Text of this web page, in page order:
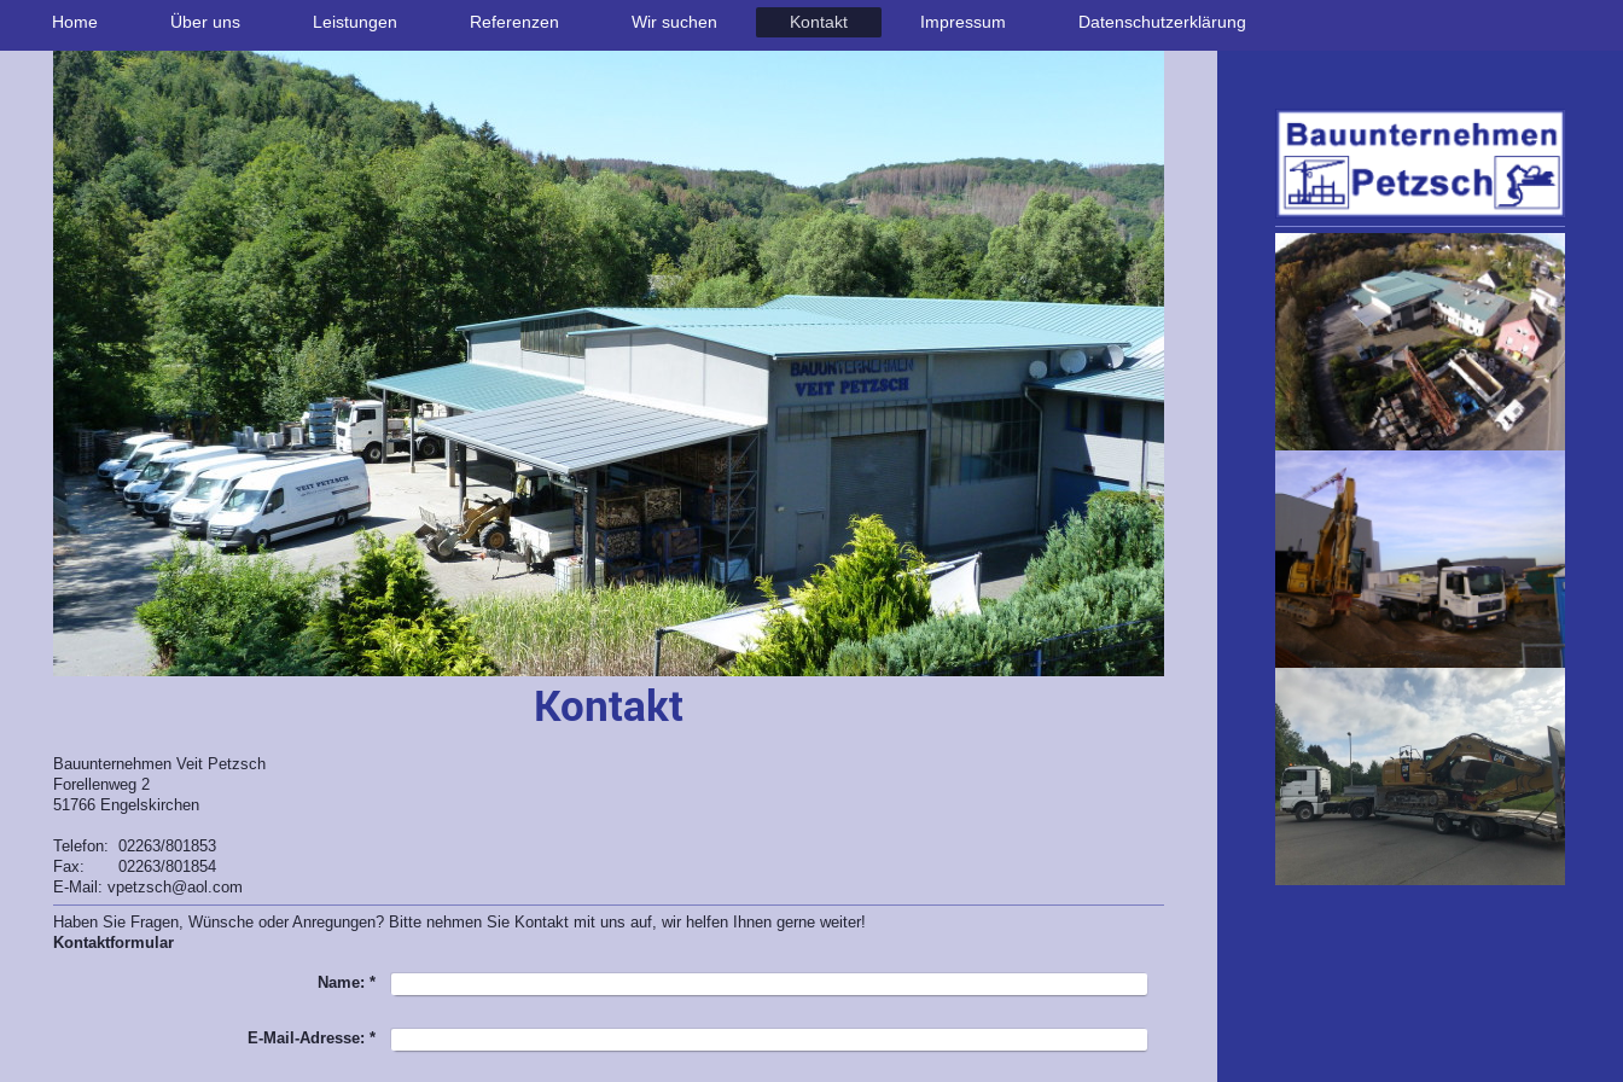
Home Über uns Leistungen Referenzen Wir suchen Kontakt Impressum Datenschutzerklärung
Kontakt
Bauunternehmen Veit Petzsch
Forellenweg 2
51766 Engelskirchen
Telefon: 02263/801853
Fax: 02263/801854
E-Mail: vpetzsch@aol.com
Haben Sie Fragen, Wünsche oder Anregungen? Bitte nehmen Sie Kontakt mit uns auf, wir helfen Ihnen gerne weiter!
Kontaktformular
Name: *
E-Mail-Adresse: *